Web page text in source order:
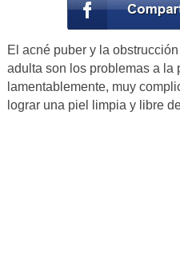
El acné puber y la
adulta son los problemas a la
lamentablemente, muy
lograr una piel limpia y libre